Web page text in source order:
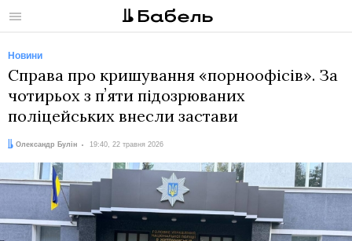
Меню
Новини
Справа про кришування «порноофісів». За
чотирьох з пʼяти підозрюваних
поліцейських внесли застави
Автор:
Олександр Булін
Дата: 19:40, 22 травня 2026